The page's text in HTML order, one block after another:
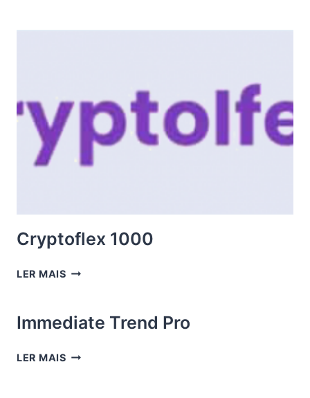
Cryptoflex 1000
LER MAISCRYPTOFLEX
Immediate Trend Pro
LER MAISIMMEDIATE